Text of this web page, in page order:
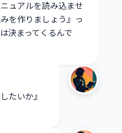
ュアルを読み込ませ
を作りましょう』っ
決まってくるんで
たいか』